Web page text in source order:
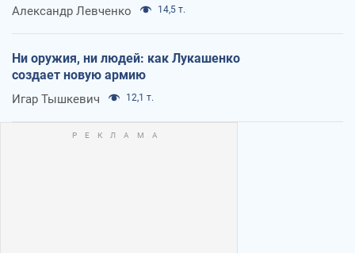
Александр Левченко 14,5 т.
Ни оружия, ни людей: как Лукашенко
создает новую армию
Игар Тышкевич 12,1 т.